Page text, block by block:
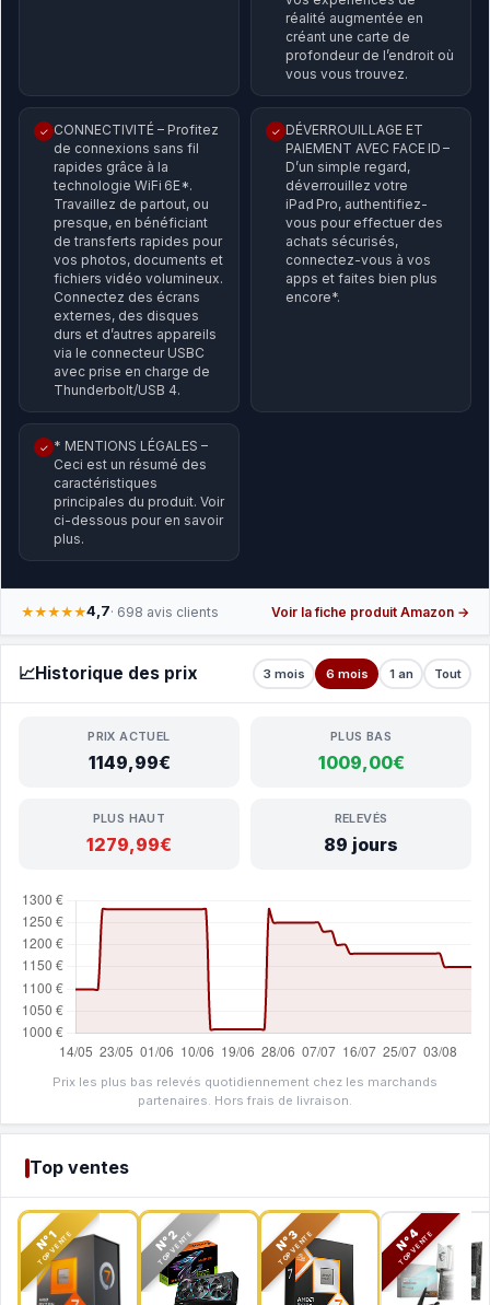
réalité augmentée en
créant une carte de
profondeur de l’endroit où
vous vous trouvez.
✓ CONNECTIVITÉ – Profitez
de connexions sans fil
rapides grâce à la
technologie WiFi 6E*.
Travaillez de partout, ou
presque, en bénéficiant
de transferts rapides pour
vos photos, documents et
fichiers vidéo volumineux.
Connectez des écrans
externes, des disques
durs et d’autres appareils
via le connecteur USBC
avec prise en charge de
Thunderbolt/USB 4.
✓ DÉVERROUILLAGE ET
PAIEMENT AVEC FACE ID –
D’un simple regard,
déverrouillez votre
iPad Pro, authentifiez-
vous pour effectuer des
achats sécurisés,
connectez-vous à vos
apps et faites bien plus
encore*.
✓ * MENTIONS LÉGALES –
Ceci est un résumé des
caractéristiques
principales du produit. Voir
ci-dessous pour en savoir
plus.
★★★★★4,7· 698 avis clients Voir la fiche produit Amazon →
📈Historique des prix 3 mois 6 mois 1 an Tout
PRIX ACTUEL
1149,99€
PLUS BAS
1009,00€
PLUS HAUT
1279,99€
RELEVÉS
89 jours
Prix les plus bas relevés quotidiennement chez les marchands
partenaires. Hors frais de livraison.
Top ventes
N°1
TOP VENTE N°2
TOP VENTE N°3
TOP VENTE N°4
TOP VENTE